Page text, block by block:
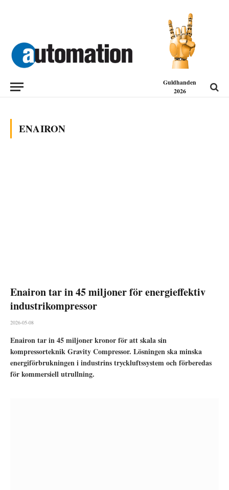
Guldhanden
2026
ENAIRON
Enairon tar in 45 miljoner för energieffektiv
industrikompressor
2026-05-08
Enairon tar in 45 miljoner kronor för att skala sin
kompressorteknik Gravity Compressor. Lösningen ska minska
energiförbrukningen i industrins tryckluftssystem och förberedas
för kommersiell utrullning.